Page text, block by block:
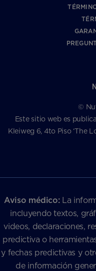
©
Este sitio web es
Kleiweg 6, 4to Piso ‘The
Aviso médico:La
incluyendo textos,
videos, declaraciones,
predictiva o
y fechas predictivas y
de información